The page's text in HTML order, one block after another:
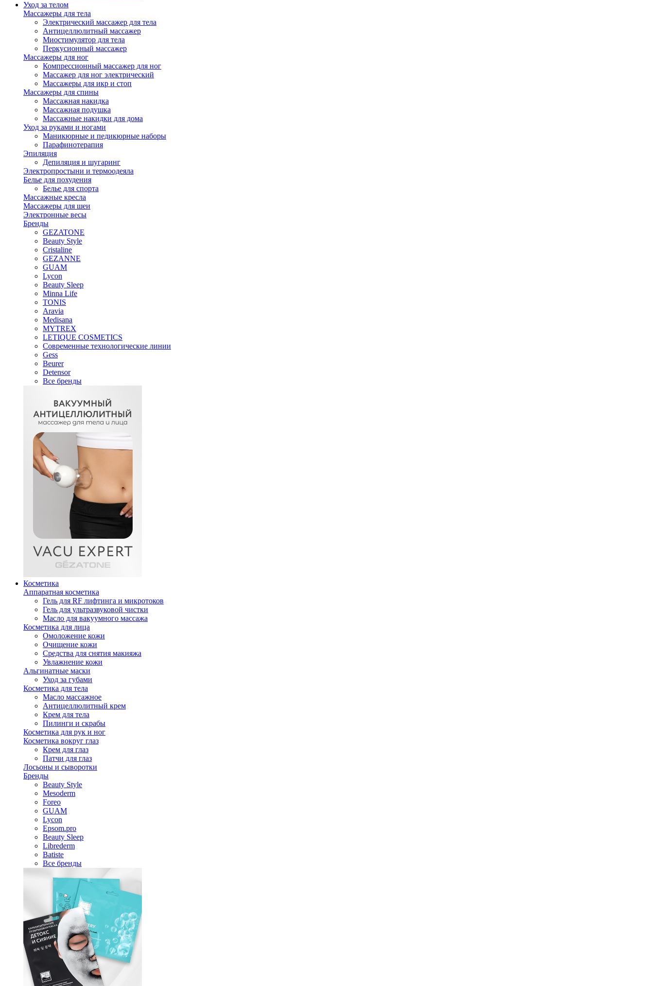
Уход за телом
Массажеры для тела
Электрический массажер для тела
Антицеллюлитный массажер
Миостимулятор для тела
Перкусионный массажер
Массажеры для ног
Компрессионный массажер для ног
Массажер для ног электрический
Массажеры для икр и стоп
Массажеры для спины
Массажная накидка
Массажная подушка
Массажные накидки для дома
Уход за руками и ногами
Маникюрные и педикюрные наборы
Парафинотерапия
Эпиляция
Депиляция и шугаринг
Электропростыни и термоодеяла
Белье для похудения
Белье для спорта
Массажные кресла
Массажеры для шеи
Электронные весы
Бренды
GEZATONE
Beauty Style
Cristaline
GEZANNE
GUAM
Lycon
Beauty Sleep
Minna Life
TONIS
Aravia
Medisana
MYTREX
LETIQUE COSMETICS
Современные технологические линии
Gess
Beurer
Detensor
Все бренды
Косметика
Аппаратная косметика
Гель для RF лифтинга и микротоков
Гель для ультразвуковой чистки
Масло для вакуумного массажа
Косметика для лица
Омоложение кожи
Очищение кожи
Средства для снятия макияжа
Увлажнение кожи
Альгинатные маски
Уход за губами
Косметика для тела
Масло массажное
Антицеллюлитный крем
Крем для тела
Пилинги и скрабы
Косметика для рук и ног
Косметика вокруг глаз
Крем для глаз
Патчи для глаз
Лосьоны и сыворотки
Бренды
Beauty Style
Mesoderm
Foreo
GUAM
Lycon
Epsom.pro
Beauty Sleep
Librederm
Batiste
Все бренды